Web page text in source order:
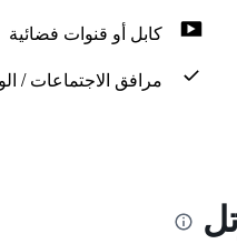
كابل أو قنوات فضائية
مرافق الاجتماعات /